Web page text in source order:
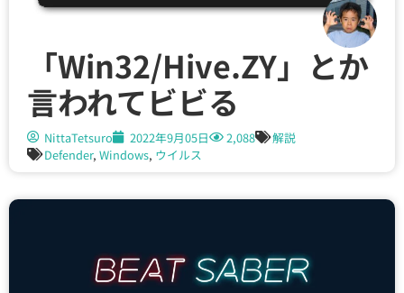
「Win32/Hive.ZY」とか
言われてビビる
NittaTetsuro 2022年9月05日 2,088
解説
Defender, Windows, ウイルス